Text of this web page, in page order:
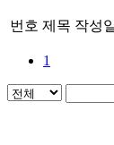
번호 제목 작성
1